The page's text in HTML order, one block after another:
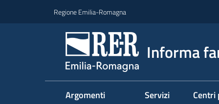
Regione Emilia-Romagna
Informa
Argomenti Servizi Centri